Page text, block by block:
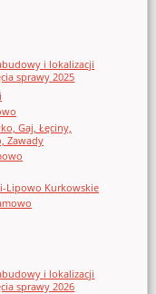
i lokalizacji
sprawy 2025
Gaj, Łęciny,
Zawady
Lipowo Kurkowskie
i lokalizacji
sprawy 2026